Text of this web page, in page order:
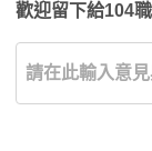
歡迎留下給104